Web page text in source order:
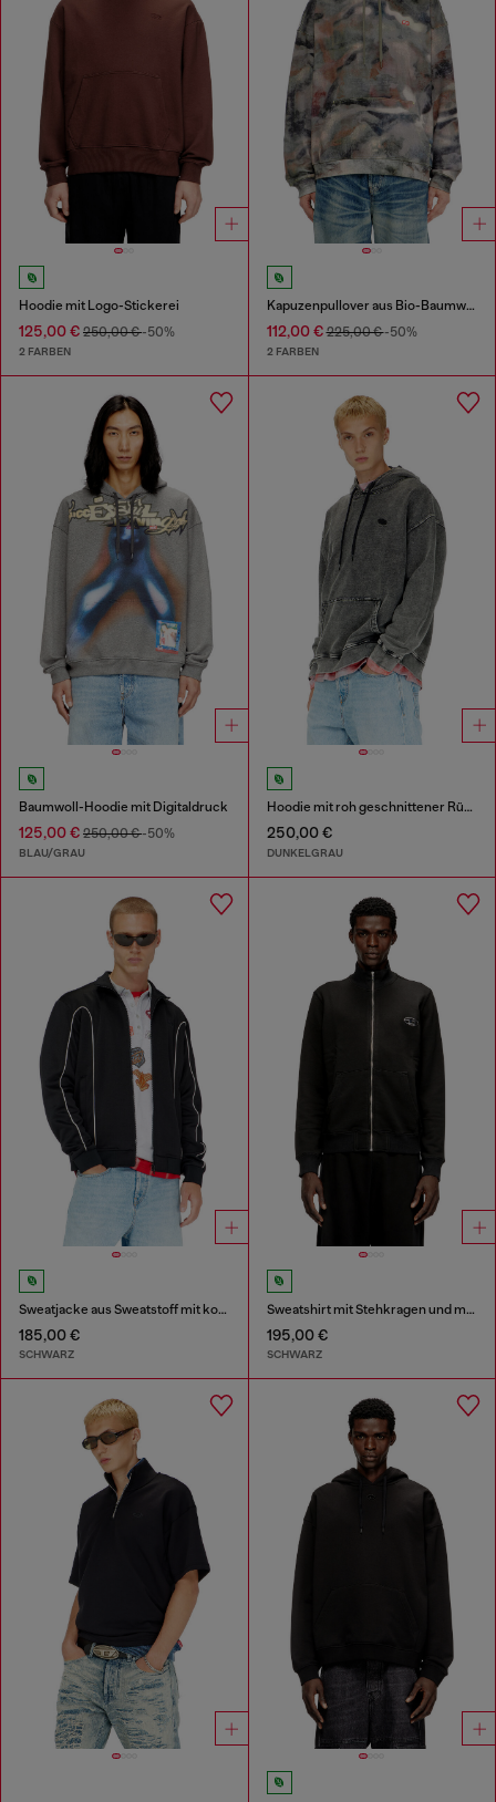
Hoodie mit Logo-Stickerei
125,00 € 250,00 €-50%
2 FARBEN
Kapuzenpullover aus Bio-Baumwolle mit Camouflagemuster
112,00 €225,00 €-50%
2 FARBEN
Baumwoll-Hoodie mit Digitaldruck
125,00 € 250,00 €-50%
BLAU/GRAU
Hoodie mit roh geschnittener Rückenapplikation
250,00 €
DUNKELGRAU
Sweatjacke aus Sweatstoff mit kontrastierenden Paspeln
185,00 €
SCHWARZ
Sweatshirt mit Stehkragen und metallischem Oval D
195,00 €
SCHWARZ